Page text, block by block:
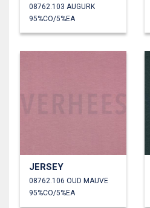
08762.103 AUGURK
95%CO/5%EA
JERSEY
08762.106 OUD MAUVE
95%CO/5%EA